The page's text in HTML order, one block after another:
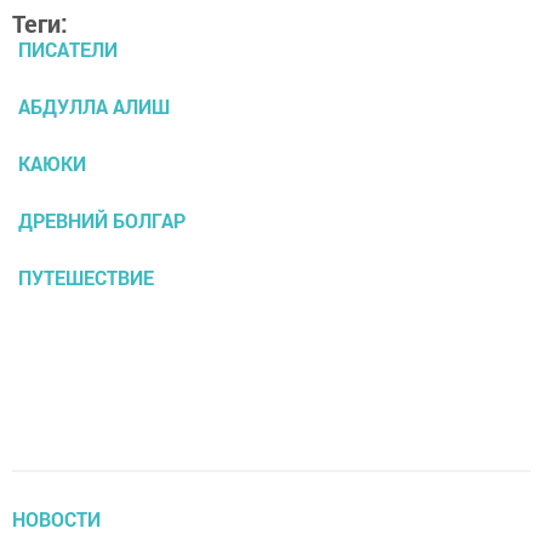
Теги:
ПИСАТЕЛИ
АБДУЛЛА АЛИШ
КАЮКИ
ДРЕВНИЙ БОЛГАР
ПУТЕШЕСТВИЕ
НОВОСТИ